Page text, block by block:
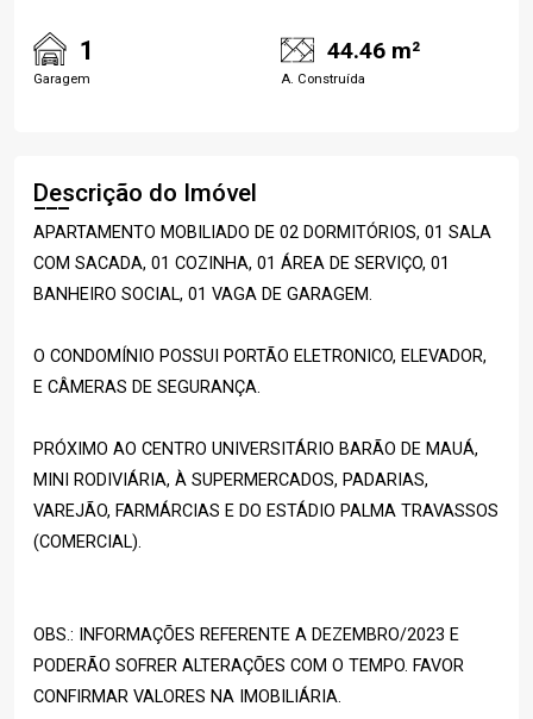
1
Garagem
44.46 m²
A. Construída
Descrição do Imóvel
APARTAMENTO MOBILIADO DE 02 DORMITÓRIOS, 01 SALA
COM SACADA, 01 COZINHA, 01 ÁREA DE SERVIÇO, 01
BANHEIRO SOCIAL, 01 VAGA DE GARAGEM.
O CONDOMÍNIO POSSUI PORTÃO ELETRONICO, ELEVADOR,
E CÂMERAS DE SEGURANÇA.
PRÓXIMO AO CENTRO UNIVERSITÁRIO BARÃO DE MAUÁ,
MINI RODIVIÁRIA, À SUPERMERCADOS, PADARIAS,
VAREJÃO, FARMÁRCIAS E DO ESTÁDIO PALMA TRAVASSOS
(COMERCIAL).
OBS.: INFORMAÇÕES REFERENTE A DEZEMBRO/2023 E
PODERÃO SOFRER ALTERAÇÕES COM O TEMPO. FAVOR
CONFIRMAR VALORES NA IMOBILIÁRIA.